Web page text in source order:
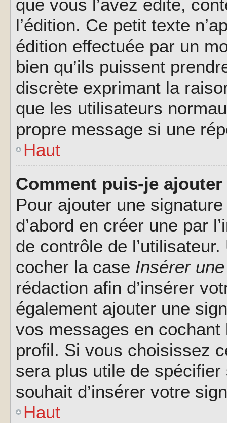
que vous l’avez édité,
l’édition. Ce petit texte
édition effectuée par un
bien qu’ils puissent
discrète exprimant la
que les utilisateurs
propre message si une
Haut
Comment puis-je
Pour ajouter une
d’abord en créer une par
de contrôle de
cocher la case Insérer
rédaction afin d’insérer
également ajouter une
vos messages en
profil. Si vous choisissez
sera plus utile de
souhait d’insérer votre
Haut